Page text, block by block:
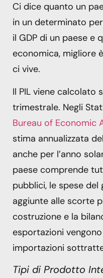
Ci dice quanto un
in un determinato
il GDP di un paese e
economica, migliore
ci vive.
Il PIL viene calcolato
trimestrale. Negli
Bureau of Economic
stima annualizzata
anche per l’anno
paese comprende
pubblici, le spese del
aggiunte alle scorte
costruzione e la
esportazioni
importazioni
Tipi di Prodotto